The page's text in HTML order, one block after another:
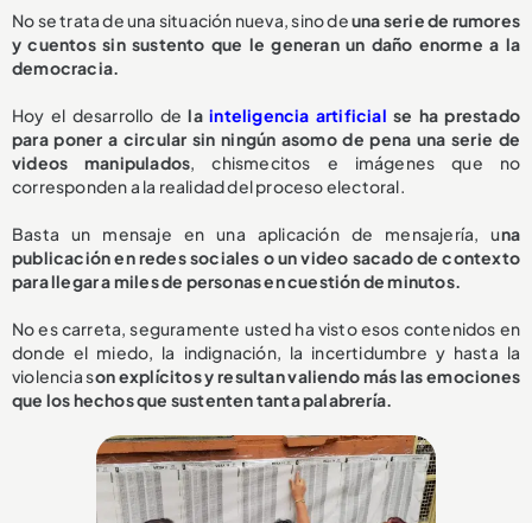
No se trata de una situación nueva, sino deuna serie de rumores
y cuentos sin sustento que le generan un daño enorme a la
democracia.
Hoy el desarrollo de lainteligencia artificial se ha prestado
para poner a circular sin ningún asomo de pena una serie de
videos manipulados, chismecitos e imágenes que no
corresponden a la realidad del proceso electoral.
Basta un mensaje en una aplicación de mensajería, una
publicación en redes sociales o un video sacado de contexto
para llegar a miles de personas en cuestión de minutos.
No es carreta, seguramente usted ha visto esos contenidos en
donde el miedo, la indignación, la incertidumbre y hasta la
violencia son explícitos y resultan valiendo más las emociones
que los hechos que sustenten tanta palabrería.